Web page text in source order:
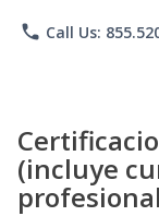
phone Call Us:
(incluye